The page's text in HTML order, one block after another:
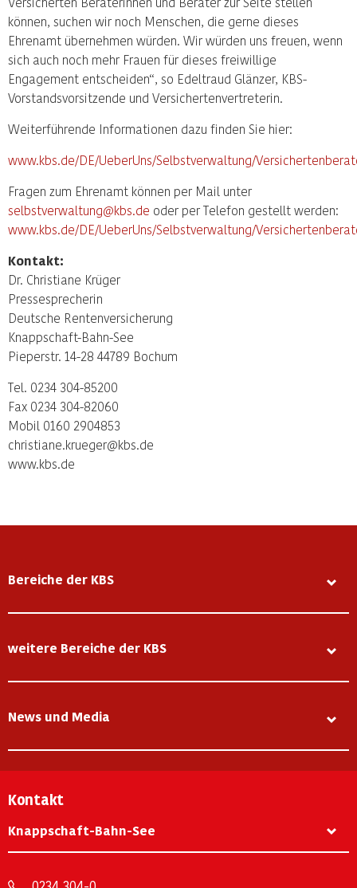
können, suchen wir noch Menschen, die gerne dieses
Ehrenamt übernehmen würden. Wir würden uns freuen, wenn
sich auch noch mehr Frauen für dieses freiwillige
Engagement entscheiden“, so Edeltraud Glänzer, KBS-
Vorstandsvorsitzende und Versichertenvertreterin.
Weiterführende Informationen dazu finden Sie hier:
www.kbs.de/DE/UeberUns/Selbstverwaltung/
Fragen zum Ehrenamt können per Mail unter
selbstverwaltung@kbs.de oder per Telefon gestellt werden:
www.kbs.de/DE/UeberUns/Selbstverwaltung/
Kontakt:
Dr. Christiane Krüger
Pressesprecherin
Deutsche Rentenversicherung
Knappschaft-Bahn-See
Pieperstr. 14-28 44789 Bochum
Tel. 0234 304-85200
Fax 0234 304-82060
Mobil 0160 2904853
christiane.krueger@kbs.de
www.kbs.de
Bereiche der KBS
weitere Bereiche der KBS
News und Media
Kontakt
Knappschaft-Bahn-See